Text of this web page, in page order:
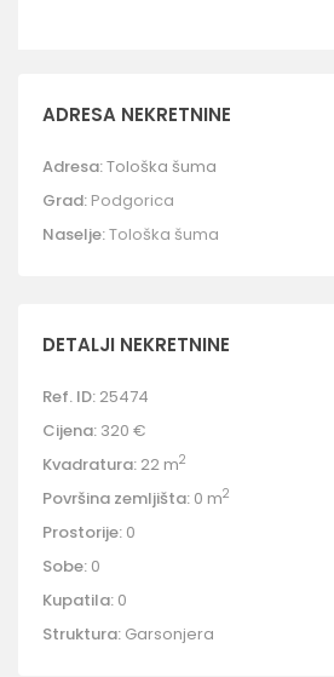
ADRESA NEKRETNINE
Adresa:Tološka šuma
Grad: Podgorica
Naselje:Tološka šuma
DETALJI NEKRETNINE
Ref. ID: 25474
Cijena: 320 €
Kvadratura: 22 m2
Površina zemljišta: 0 m2
Prostorije: 0
Sobe: 0
Kupatila: 0
Struktura: Garsonjera